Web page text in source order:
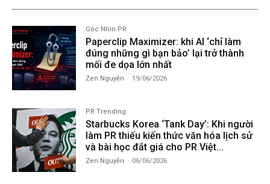
Góc Nhìn PR
Paperclip Maximizer: khi AI ‘chỉ làm
đúng những gì bạn bảo’ lại trở thành
mối đe dọa lớn nhất
Zen Nguyễn - 19/06/2026
PR Trending
Starbucks Korea ‘Tank Day’: Khi người
làm PR thiếu kiến thức văn hóa lịch sử
và bài học đắt giá cho PR Việt...
Zen Nguyễn - 06/06/2026